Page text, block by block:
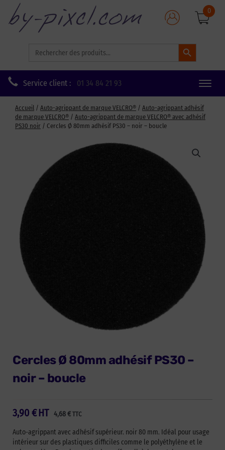
for:
Search Button
0
Service client : 01 34 84 21 93
Toggle
Accueil / Auto-agrippant de marque VELCRO® / Auto-agrippant adhésif
de marque VELCRO® / Auto-agrippant de marque VELCRO® avec adhésif
PS30 noir / Cercles Ø 80mm adhésif PS30 – noir – boucle
Cercles Ø 80mm adhésif PS30 –
noir – boucle
3,90 € 4,68€ TTC
HT
Auto-agrippant avec adhésif supérieur. noir 80 mm. Idéal pour usage
intérieur sur des plastiques difficiles comme le polyéthylène et le